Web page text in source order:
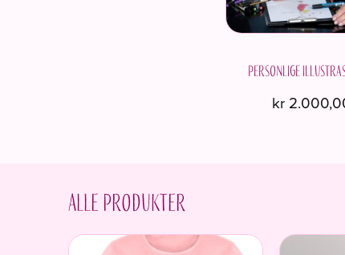
Personlige
kr
Alle produkter